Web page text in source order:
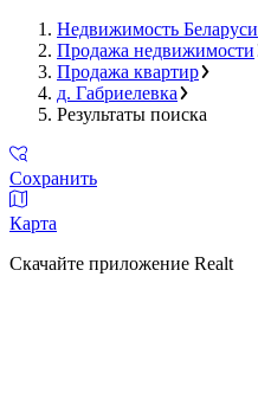
Недвижимость Беларуси
Продажа недвижимости
Продажа квартир
д. Габриелевка
Результаты поиска
Сохранить
Карта
Скачайте приложение Realt